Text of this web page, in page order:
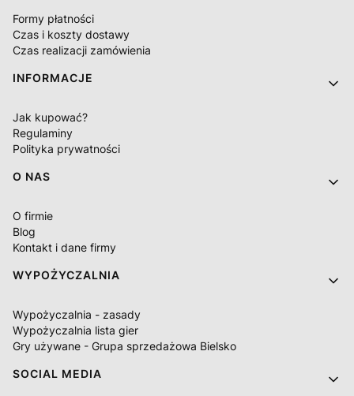
Formy płatności
Czas i koszty dostawy
Czas realizacji zamówienia
INFORMACJE
Jak kupować?
Regulaminy
Polityka prywatności
O NAS
O firmie
Blog
Kontakt i dane firmy
WYPOŻYCZALNIA
Wypożyczalnia - zasady
Wypożyczalnia lista gier
Gry używane - Grupa sprzedażowa Bielsko
SOCIAL MEDIA